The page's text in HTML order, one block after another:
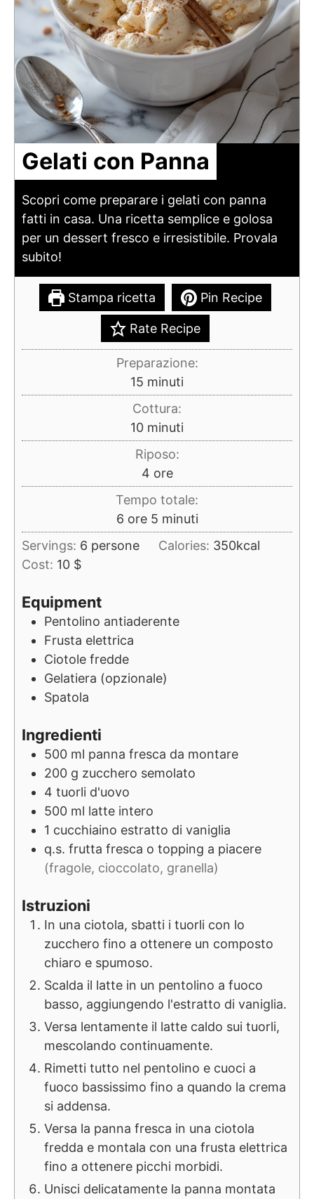
Gelati con Panna
Scopri come preparare i gelati con panna
fatti in casa. Una ricetta semplice e golosa
per un dessert fresco e irresistibile. Provala
subito!
Stampa ricetta Pin Recipe
Rate Recipe
Preparazione:
15 minuti
minuti
Cottura:
10minuti
minuti
Riposo:
4ore
ore
Tempo totale:
6ore
ore 5minuti
minuti
Servings: 6 persone Calories: 350kcal
Cost: 10 $
Equipment
Pentolino antiaderente
Frusta elettrica
Ciotole fredde
Gelatiera (opzionale)
Spatola
Ingredienti
500 ml panna fresca da montare
200 g zucchero semolato
4 tuorli d'uovo
500 ml latte intero
1 cucchiaino estratto di vaniglia
q.s. frutta fresca o topping a piacere
(fragole, cioccolato, granella)
Istruzioni
In una ciotola, sbatti i tuorli con lo
zucchero fino a ottenere un composto
chiaro e spumoso.
Scalda il latte in un pentolino a fuoco
basso, aggiungendo l'estratto di vaniglia.
Versa lentamente il latte caldo sui tuorli,
mescolando continuamente.
Rimetti tutto nel pentolino e cuoci a
fuoco bassissimo fino a quando la crema
si addensa.
Versa la panna fresca in una ciotola
fredda e montala con una frusta elettrica
fino a ottenere picchi morbidi.
Unisci delicatamente la panna montata